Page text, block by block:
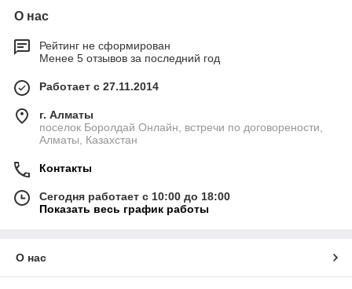
О нас
Рейтинг не сформирован
Менее 5 отзывов за последний год
Работает с 27.11.2014
г. Алматы
поселок Боролдай Онлайн, встречи по договорености,
Алматы, Казахстан
Контакты
Сегодня работает с 10:00 до 18:00
Показать весь график работы
О нас